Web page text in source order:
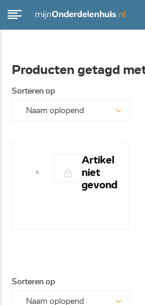
Producten getagd
Sorteren op
Artikel
niet
gevond
Sorteren op